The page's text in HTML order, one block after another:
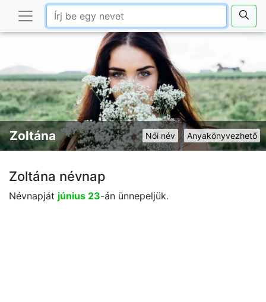
Anyakönyvezhető
Női név
Zoltána
Zoltána névnap
Névnapját június 23-án ünnepeljük.